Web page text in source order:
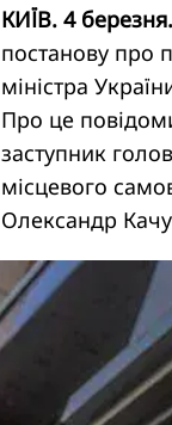
КИЇВ. 4
постанову про
міністра
Про це
заступник
місцевого
Олександр